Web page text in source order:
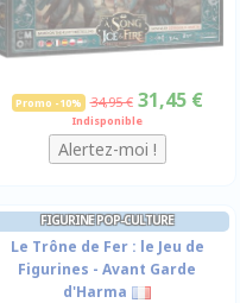
Promo -10% 34,95 € 31,45 €
Indisponible
FIGURINE POP-CULTURE
Le Trône de Fer : le Jeu de
Figurines - Avant Garde
d'Harma